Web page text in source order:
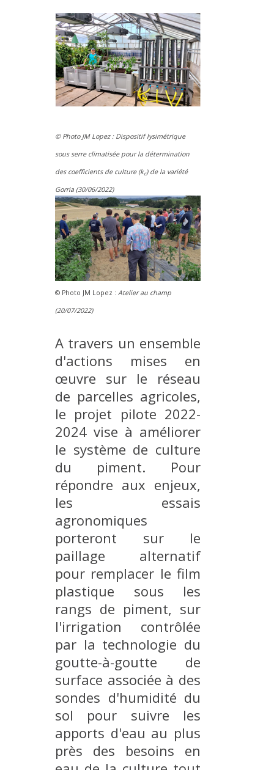
© Photo JM Lopez : Dispositif lysimétrique
sous serre climatisée pour la détermination
des coefficients de culture (kc) de la variété
Gorria (30/06/2022)
© Photo JM Lopez : Atelier au champ
(20/07/2022)
A travers un ensemble
d'actions mises en
œuvre sur le réseau
de parcelles agricoles,
le projet pilote 2022-
2024 vise à améliorer
le système de culture
du piment. Pour
répondre aux enjeux,
les essais
agronomiques
porteront sur le
paillage alternatif
pour remplacer le film
plastique sous les
rangs de piment, sur
l'irrigation contrôlée
par la technologie du
goutte-à-goutte de
surface associée à des
sondes d'humidité du
sol pour suivre les
apports d'eau au plus
près des besoins en